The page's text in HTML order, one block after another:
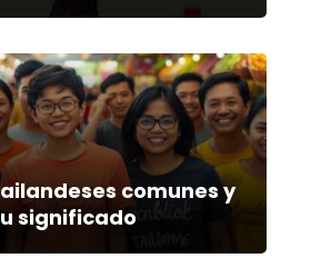
comunes y
significado